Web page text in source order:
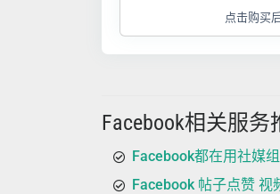
点击购买
Facebook相关服务
Facebook都在用社媒
Facebook 帖子点赞 视